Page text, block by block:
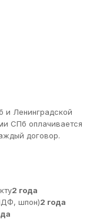
и Ленинградской
СПб оплачивается
договор.
2 года
шпон)2 года